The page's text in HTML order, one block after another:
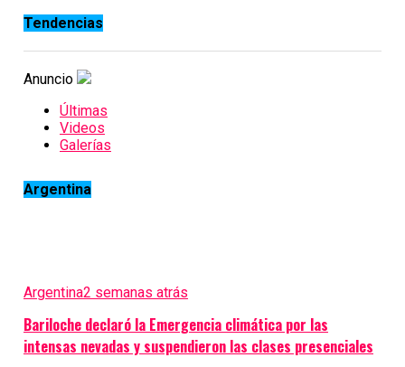
Tendencias
Anuncio
Últimas
Videos
Galerías
Argentina
Argentina2 semanas atrás
Bariloche declaró la Emergencia climática por las
intensas nevadas y suspendieron las clases presenciales